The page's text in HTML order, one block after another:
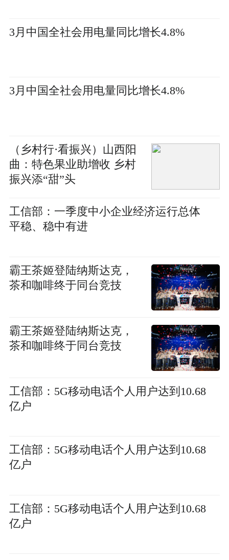
3月中国全社会用电量同比增长4.8%
3月中国全社会用电量同比增长4.8%
（乡村行·看振兴）山西阳
曲：特色果业助增收 乡村
振兴添“甜”头
工信部：一季度中小企业经济运行总体
平稳、稳中有进
霸王茶姬登陆纳斯达克，
茶和咖啡终于同台竞技
霸王茶姬登陆纳斯达克，
茶和咖啡终于同台竞技
工信部：5G移动电话个人用户达到10.68
亿户
工信部：5G移动电话个人用户达到10.68
亿户
工信部：5G移动电话个人用户达到10.68
亿户